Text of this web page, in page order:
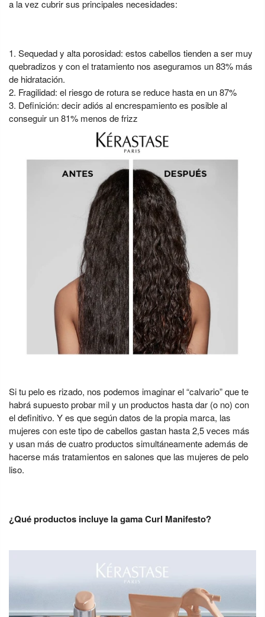
a la vez cubrir sus principales necesidades:
Sequedad y alta porosidad: estos cabellos tienden a ser muy
quebradizos y con el tratamiento nos aseguramos un 83% más
de hidratación.
Fragilidad: el riesgo de rotura se reduce hasta en un 87%
Definición: decir adiós al encrespamiento es posible al
conseguir un 81% menos de frizz
Si tu pelo es rizado, nos podemos imaginar el “calvario” que te
habrá supuesto probar mil y un productos hasta dar (o no) con
el definitivo. Y es que según datos de la propia marca, las
mujeres con este tipo de cabellos gastan hasta 2,5 veces más
y usan más de cuatro productos simultáneamente además de
hacerse más tratamientos en salones que las mujeres de pelo
liso.
¿Qué productos incluye la gama Curl Manifesto?